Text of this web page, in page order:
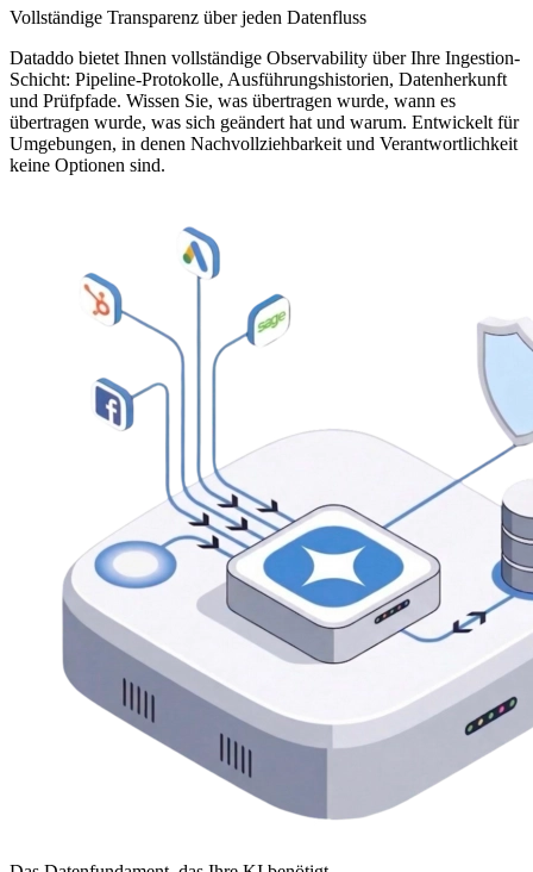
Vollständige Transparenz über jeden Datenfluss
Dataddo bietet Ihnen vollständige Observability über Ihre Ingestion-
Schicht: Pipeline-Protokolle, Ausführungshistorien, Datenherkunft
und Prüfpfade. Wissen Sie, was übertragen wurde, wann es
übertragen wurde, was sich geändert hat und warum. Entwickelt für
Umgebungen, in denen Nachvollziehbarkeit und Verantwortlichkeit
keine Optionen sind.